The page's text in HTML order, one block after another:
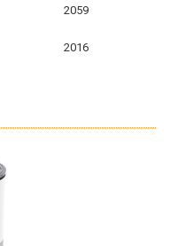
2059
2016